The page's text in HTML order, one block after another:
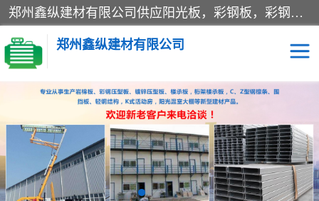
郑州鑫纵建材有限公司供应阳光板，彩钢板，彩钢钢构工程是一家集生产销售租赁安装于一体的企业，主要生产PC采光板，耐力板，仿古琉璃采光板，岩棉板、彩钢压型板、镀锌压型板、桁架楼承板，C、Z型钢檩条、围挡板、轻钢结构，阳光温室大棚等新型建材产品。公司旗下有多台移动式高空压瓦机租赁，承接全国各地业务，专业对外租赁各种型号压瓦机。
郑州鑫纵建材有限公司
高空瓦机租赁 ASA合成树脂仿古瓦
CZ型钢 FRP采光板
PC多层板 PC耐力板